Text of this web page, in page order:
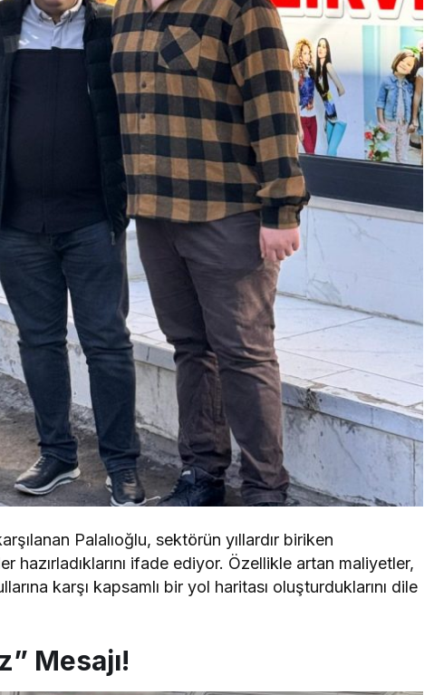
Palalıoğlu, sektörün yıllardır biriken
hazırladıklarını ifade ediyor. Özellikle artan maliyetler,
karşı kapsamlı bir yol haritası oluşturduklarını dile
Mesajı!